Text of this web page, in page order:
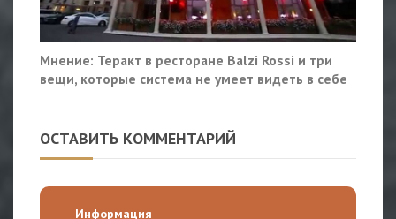
Мнение: Теракт в ресторане Balzi Rossi и три
вещи, которые система не умеет видеть в себе
ОСТАВИТЬ КОММЕНТАРИЙ
Информация